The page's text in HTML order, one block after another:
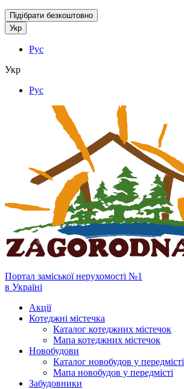
Підібрати безкоштовно
Укр
Рус
Укр
Рус
Портал заміської нерухомості №1
в Україні
Акції
Котеджні містечка
Каталог котеджних містечок
Мапа котеджних містечок
Новобудови
Каталог новобудов у передмісті
Мапа новобудов у передмісті
Забудовники